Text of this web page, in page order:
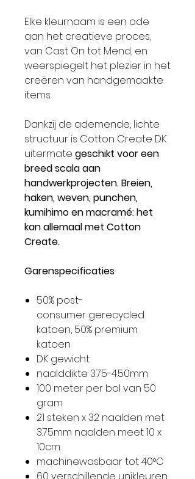
Elke kleurnaam is een ode
aan het creatieve proces,
van Cast On tot Mend, en
weerspiegelt het plezier in het
creëren van handgemaakte
items.
Dankzij de ademende, lichte
structuur is Cotton Create DK
uitermate geschikt voor een
breed scala aan
handwerkprojecten. Breien,
haken, weven, punchen,
kumihimo en macramé: het
kan allemaal met Cotton
Create.
Garenspecificaties
50% post-
consumer gerecycled
katoen, 50% premium
katoen
DK gewicht
naalddikte 3.75-4.50mm
100 meter per bol van 50
gram
21 steken x 32 naalden met
3.75mm naalden meet 10 x
10cm
machinewasbaar tot 40°C